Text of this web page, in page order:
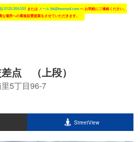
0120-304-555 または メール bb@tosenad.com へ お気軽にご連絡ください。
場所への看板設置提案をさせていただきます。
点 （上段）
5丁目96-7
StreetView